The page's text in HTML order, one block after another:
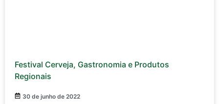
Festival Cerveja, Gastronomia e Produtos
Regionais
30 de junho de 2022